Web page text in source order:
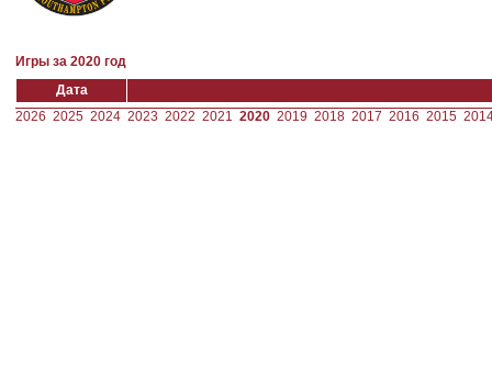
Игры за 2020 год
Дата
2026 2025 2024 2023 2022 2021 2020 2019 2018 2017 2016 2015